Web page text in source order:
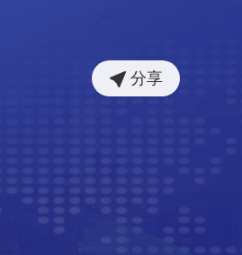
分享